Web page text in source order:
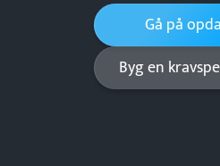
Gå på
Byg en